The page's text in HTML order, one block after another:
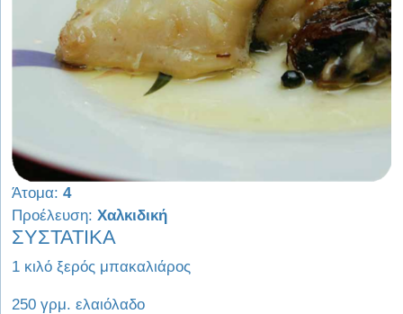
Άτομα: 4
Προέλευση: Χαλκιδική
ΣΥΣΤΑΤΙΚΑ
1 κιλό ξερός μπακαλιάρος
250 γρμ. ελαιόλαδο